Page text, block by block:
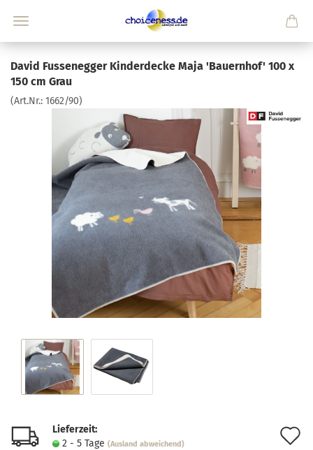
David Fussenegger Kinderdecke Maja 'Bauernhof' 100 x
150 cm Grau
(Art.Nr.: 1662/90)
Lieferzeit:
2 - 5 Tage (Ausland abweichend)